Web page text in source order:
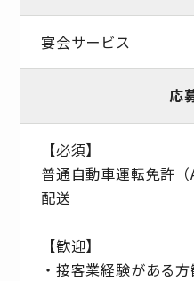
宴会サービス
応
【必須】
普通自動車運転免許
配送
【歓迎】
・接客業経験がある